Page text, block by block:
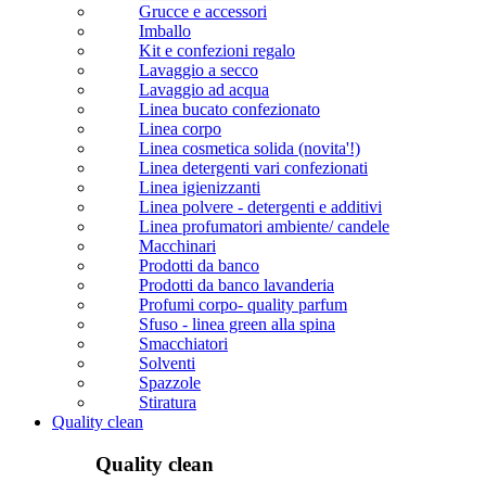
Grucce e accessori
Imballo
Kit e confezioni regalo
Lavaggio a secco
Lavaggio ad acqua
Linea bucato confezionato
Linea corpo
Linea cosmetica solida (novita'!)
Linea detergenti vari confezionati
Linea igienizzanti
Linea polvere - detergenti e additivi
Linea profumatori ambiente/ candele
Macchinari
Prodotti da banco
Prodotti da banco lavanderia
Profumi corpo- quality parfum
Sfuso - linea green alla spina
Smacchiatori
Solventi
Spazzole
Stiratura
Quality clean
Quality clean